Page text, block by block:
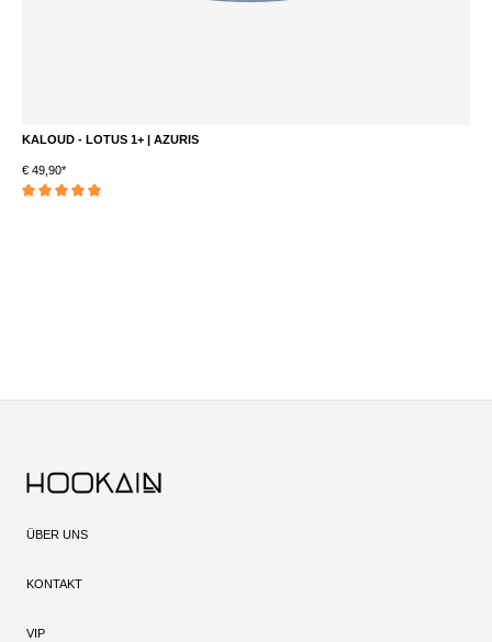
WD - HMD - SCHWARZ
ÜBER UNS
KONTAKT
VIP